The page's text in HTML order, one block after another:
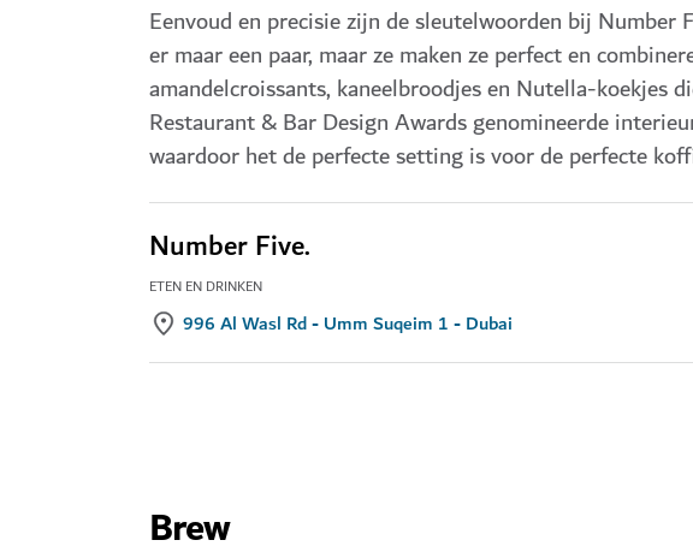
Eenvoud en precisie zijn de sleutelwoorden bij Number
er maar een paar, maar ze maken ze perfect en
amandelcroissants, kaneelbroodjes en Nutella-koekjes
Restaurant & Bar Design Awards genomineerde
waardoor het de perfecte setting is voor de perfecte
Number Five.
ETEN EN DRINKEN
996 Al Wasl Rd - Umm Suqeim 1 - Dubai
Brew